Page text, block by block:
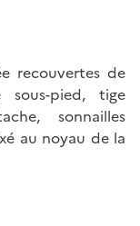
recouvertes de
sous-pied, tige
sonnailles
au noyau de la